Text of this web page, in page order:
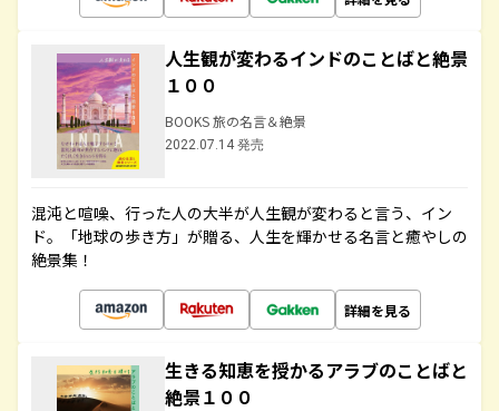
人生観が変わるインドのことばと絶景
１００
BOOKS 旅の名言＆絶景
2022.07.14 発売
混沌と喧噪、行った人の大半が人生観が変わると言う、イン
ド。「地球の歩き方」が贈る、人生を輝かせる名言と癒やしの
絶景集！
詳細を見る
生きる知恵を授かるアラブのことばと
絶景１００